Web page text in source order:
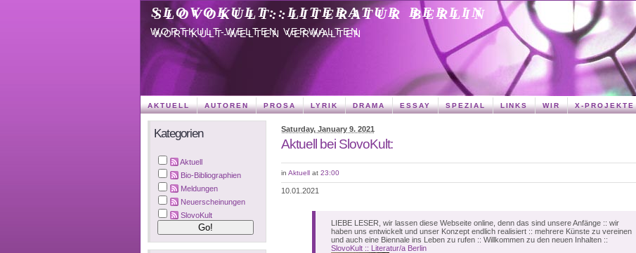
SLOVOKULT::LITERATUR BERLIN
WORTKULT-WELTEN VERWALTEN
AKTUELL AUTOREN PROSA LYRIK DRAMA ESSAY SPEZIAL LINKS WIR X-PROJEKTE
Kategorien
Aktuell
Bio-Bibliographien
Meldungen
Neuerscheinungen
SlovoKult
Saturday, January 9. 2021
Aktuell bei SlovoKult:
in Aktuellat 23:00
10.01.2021
LIEBE LESER, wir lassen diese Webseite online, denn das sind unsere Anfänge :: wir
haben uns entwickelt und unser Konzept endlich realisiert :: mehrere Künste zu vereinen
und auch eine Biennale ins Leben zu rufen :: Willkommen zu den neuen Inhalten ::
SlovoKult :: Literatur/a Berlin